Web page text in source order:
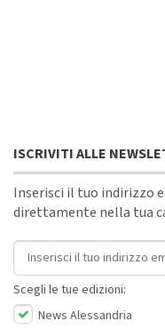
ISCRIVITI ALLE
Inserisci il tuo indirizzo
direttamente nella tua
Indirizzo email
Scegli le tue edizioni:
News Alessandria